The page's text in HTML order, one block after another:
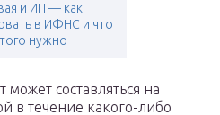
и ИП — как
в ИФНС и что
нужно
может составляться на
в течение какого-либо